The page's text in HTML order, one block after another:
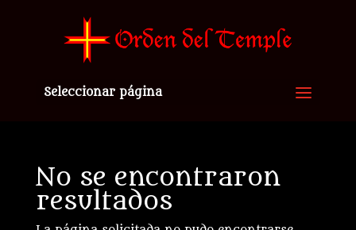
Seleccionar página
No se encontraron
resultados